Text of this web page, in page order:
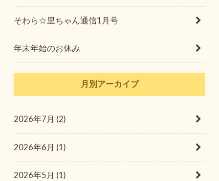
そわら☆里ちゃん通信1月号
年末年始のお休み
月別アーカイブ
2026年7月 (2)
2026年6月 (1)
2026年5月 (1)